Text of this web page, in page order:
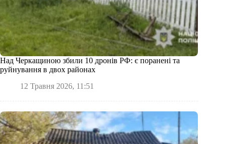
Над Черкащиною збили 10 дронів РФ: є поранені та
руйнування в двох районах
12 Травня 2026, 11:51